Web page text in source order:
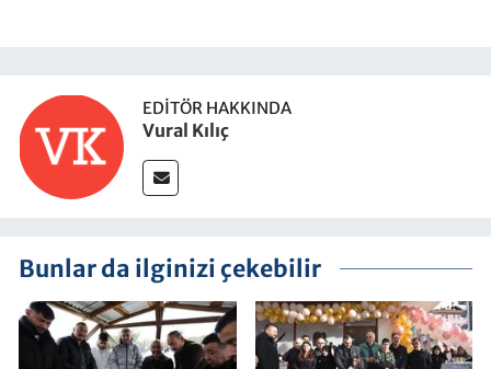
EDITÖR HAKKINDA
Vural Kılıç
Bunlar da ilginizi çekebilir